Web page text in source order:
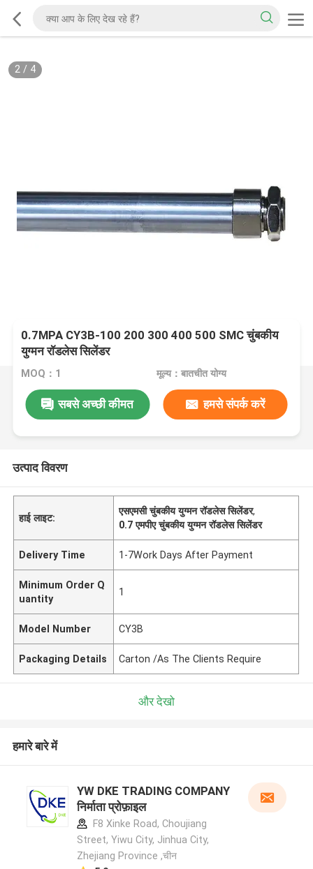
2/ 4
0.7MPA CY3B-100 200 300 400 500 SMC चुंबकीय
युग्मन रॉडलेस सिलेंडर
MOQ：1 मूल्य：बातचीत योग्य
सबसे अच्छी कीमत हमसे संपर्क करें
उत्पाद विवरण
हाई लाइट:
एसएमसी चुंबकीय युग्मन रॉडलेस सिलेंडर,
0.7 एमपीए चुंबकीय युग्मन रॉडलेस सिलेंडर
Delivery Time 1-7Work Days After Payment
Minimum Order Q
uantity
1
Model Number CY3B
Packaging Details Carton /As The Clients Require
और देखो
हमारे बारे में
YW DKE TRADING COMPANY
निर्माता प्रोफ़ाइल
F8 Xinke Road, Choujiang
Street, Yiwu City, Jinhua City,
Zhejiang Province ,चीन